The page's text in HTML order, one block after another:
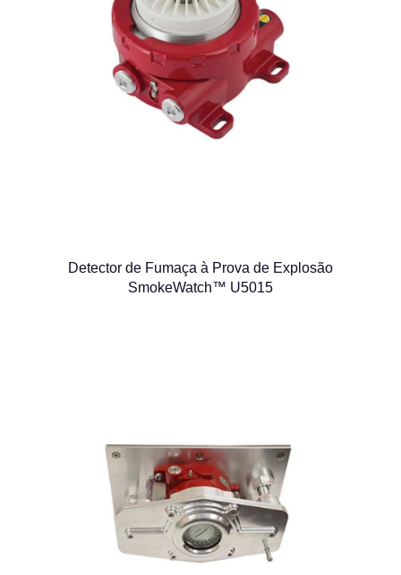
Detector de Fumaça à Prova de Explosão
SmokeWatch™ U5015